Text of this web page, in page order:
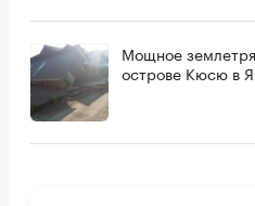
Мощное
острове Кюсю в